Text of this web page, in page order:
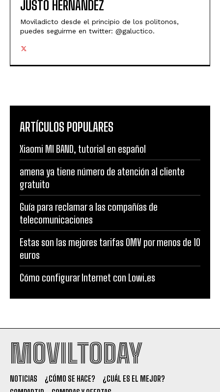
JUSTO HERNÁNDEZ
Moviladicto desde el principio de los politonos,
puedes seguirme en twitter: @galuctico.
ARTÍCULOS POPULARES
Xiaomi MI BAND, tutorial en español
amena ya tiene número de atención al cliente
gratuito
Guía para reclamar a las compañías de
telecomunicaciones
Estas son las mejores tarifas OMV por menos de 10
euros
Cómo configurar Internet con Lowi.es
MOVILTODAY
NOTICIAS ¿CÓMO SE HACE?
¿CUÁL ES EL MEJOR?